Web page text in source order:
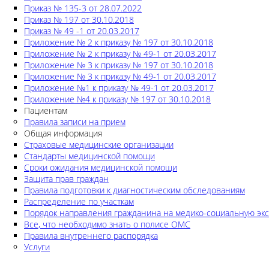
Приказ № 135-3 от 28.07.2022
Приказ № 197 от 30.10.2018
Приказ № 49 -1 от 20.03.2017
Приложение № 2 к приказу № 197 от 30.10.2018
Приложение № 2 к приказу № 49-1 от 20.03.2017
Приложение № 3 к приказу № 197 от 30.10.2018
Приложение № 3 к приказу № 49-1 от 20.03.2017
Приложение №1 к приказу № 49-1 от 20.03.2017
Приложение №4 к приказу № 197 от 30.10.2018
Пациентам
Правила записи на прием
Общая информация
Страховые медицинские организации
Стандарты медицинской помощи
Сроки ожидания медицинской помощи
Защита прав граждан
Правила подготовки к диагностическим обследованиям
Распределение по участкам
Порядок направления гражданина на медико-социальную
Все, что необходимо знать о полисе ОМС
Правила внутреннего распорядка
Услуги